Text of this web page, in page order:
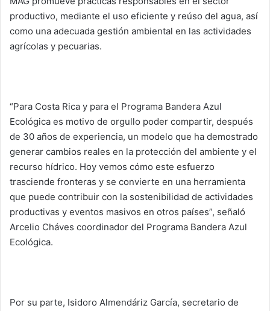
productivo, mediante el uso eficiente y reúso del agua, así
como una adecuada gestión ambiental en las actividades
agrícolas y pecuarias.
“Para Costa Rica y para el Programa Bandera Azul
Ecológica es motivo de orgullo poder compartir, después
de 30 años de experiencia, un modelo que ha demostrado
generar cambios reales en la protección del ambiente y el
recurso hídrico. Hoy vemos cómo este esfuerzo
trasciende fronteras y se convierte en una herramienta
que puede contribuir con la sostenibilidad de actividades
productivas y eventos masivos en otros países”, señaló
Arcelio Cháves coordinador del Programa Bandera Azul
Ecológica.
Por su parte, Isidoro Almendáriz García, secretario de